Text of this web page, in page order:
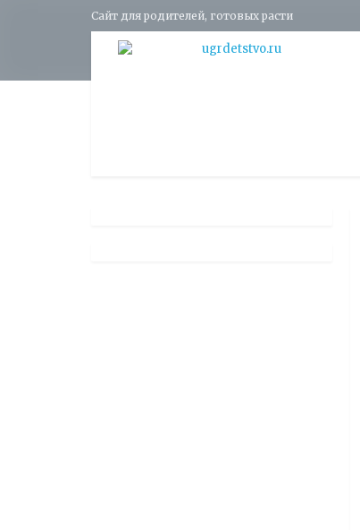
Сайт для родителей, готовых расти